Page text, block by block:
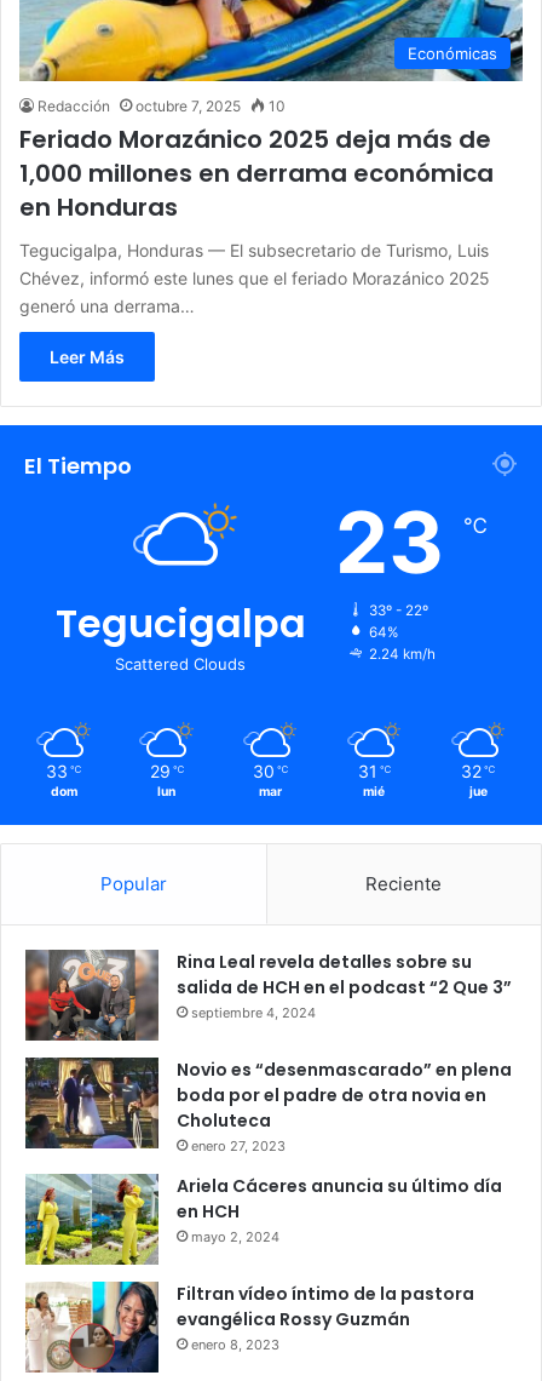
Económicas
Redacción octubre 7, 2025 10
Feriado Morazánico 2025 deja más de
1,000 millones en derrama económica
en Honduras
Tegucigalpa, Honduras — El subsecretario de Turismo, Luis
Chévez, informó este lunes que el feriado Morazánico 2025
generó una derrama…
Leer Más
El Tiempo
Tegucigalpa
Scattered Clouds
23 ℃
33º - 22º
64%
2.24 km/h
33 ℃
dom
29 ℃
lun
30 ℃
mar
31 ℃
mié
32 ℃
jue
Popular Reciente
Rina Leal revela detalles sobre su
salida de HCH en el podcast “2 Que 3”
septiembre 4, 2024
Novio es “desenmascarado” en plena
boda por el padre de otra novia en
Choluteca
enero 27, 2023
Ariela Cáceres anuncia su último día
en HCH
mayo 2, 2024
Filtran vídeo íntimo de la pastora
evangélica Rossy Guzmán
enero 8, 2023